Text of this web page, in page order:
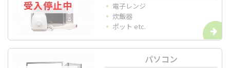
使用が困難なもの
破損しているもの
電子レンジ
炊飯器
ポット etc.
パソコン